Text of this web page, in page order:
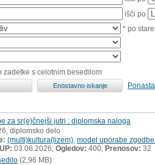
išči po
* po
zadetke s celotnim besedilom
za sr(e)čnejši jutri : diplomska naloga
diplomsko delo
(multi)kultura(lizem) model uporabe
03.06.2026; Ogledov: 400; Prenosov: 32
(2,96 MB)